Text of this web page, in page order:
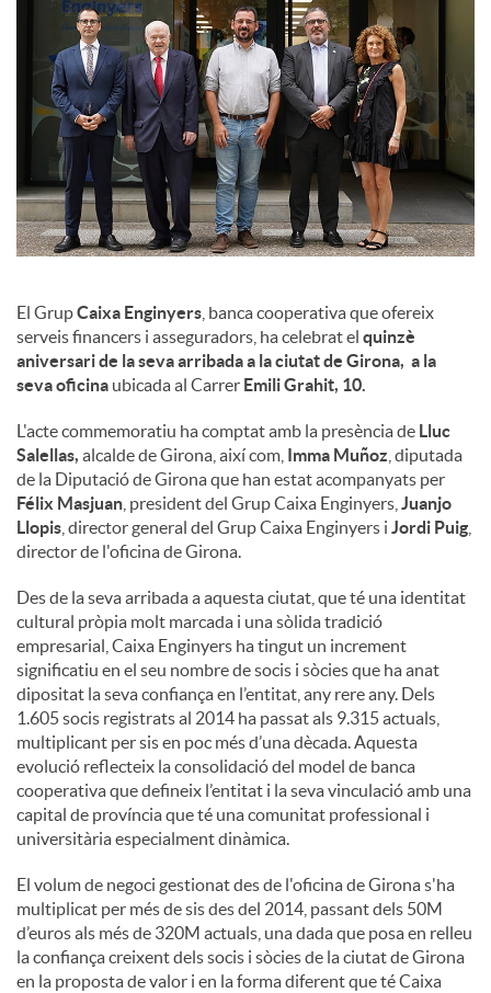
s
El GrupCaixa Enginyers , banca cooperativa que ofereix
serveis financers i asseguradors, ha celebrat el quinzè
aniversari de la seva arribada a la ciutat de Girona, a la
seva oficina ubicada al Carrer Emili Grahit, 10.
L'acte commemoratiu ha comptat amb la presència de Lluc
Salellas, alcalde de Girona, així com, Imma Muñoz , diputada
de la Diputació de Girona que han estat acompanyats per
Félix Masjuan , president del Grup Caixa Enginyers, Juanjo
Llopis , director general del Grup Caixa Enginyers i Jordi Puig
director de l'oficina de Girona.
Des de la seva arribada a aquesta ciutat, que té una identitat
cultural pròpia molt marcada i una sòlida tradició
empresarial, Caixa Enginyers ha tingut un increment
significatiu en el seu nombre de socis i sòcies que ha anat
dipositat la seva confiança en l’entitat, any rere any. Dels
1.605 socis registrats al 2014 ha passat als 9.315 actuals,
multiplicant per sis en poc més d’una dècada. Aquesta
evolució reflecteix la consolidació del model de banca
cooperativa que defineix l’entitat i la seva vinculació amb una
capital de província que té una comunitat professional i
universitària especialment dinàmica.
El volum de negoci gestionat des de l'oficina de Girona s'ha
multiplicat per més de sis des del 2014, passant dels 50M
d’euros als més de 320M actuals, una dada que posa en relleu
la confiança creixent dels socis i sòcies de la ciutat de Girona
en la proposta de valor i en la forma diferent que té Caixa